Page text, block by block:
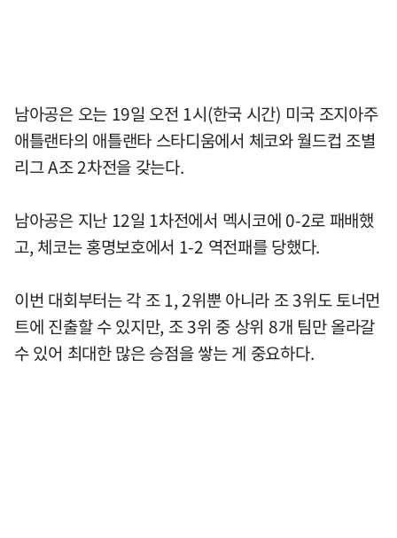
남아공은 오는 19일 오전 1시(한국 시간) 미국 조지아주
애틀랜타의 애틀랜타 스타디움에서 체코와 월드컵 조별
리그 A조 2차전을 갖는다.
남아공은 지난 12일 1차전에서 멕시코에 0-2로 패배했
고, 체코는 홍명보호에서 1-2 역전패를 당했다.
이번 대회부터는 각 조 1, 2위뿐 아니라 조 3위도 토너먼
트에 진출할 수 있지만, 조 3위 중 상위 8개 팀만 올라갈
수 있어 최대한 많은 승점을 쌓는 게 중요하다.